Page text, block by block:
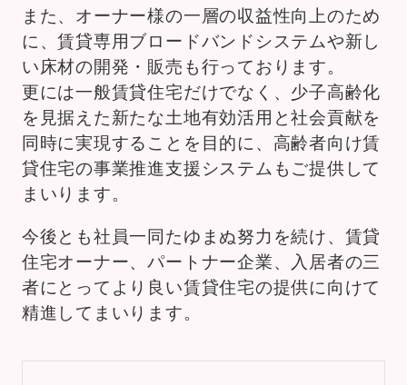
また、オーナー様の一層の収益性向上のため
に、賃貸専用ブロードバンドシステムや新し
い床材の開発・販売も行っております。
更には一般賃貸住宅だけでなく、少子高齢化
を見据えた新たな土地有効活用と社会貢献を
同時に実現することを目的に、高齢者向け賃
貸住宅の事業推進支援システムもご提供して
まいります。
今後とも社員一同たゆまぬ努力を続け、賃貸
住宅オーナー、パートナー企業、入居者の三
者にとってより良い賃貸住宅の提供に向けて
精進してまいります。